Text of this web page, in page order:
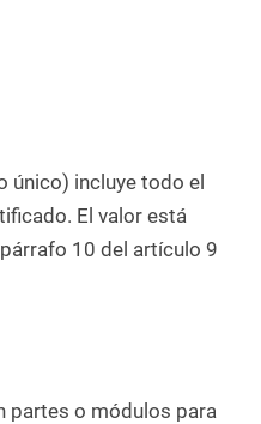
único) incluye todo el
El valor está
10 del artículo 9
partes o módulos para